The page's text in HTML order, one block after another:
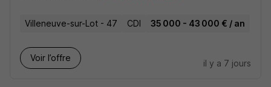
Villeneuve-sur-Lot - 47 CDI 35 000 - 43 000 € / an
Voir l’offre
il y a 7 jours